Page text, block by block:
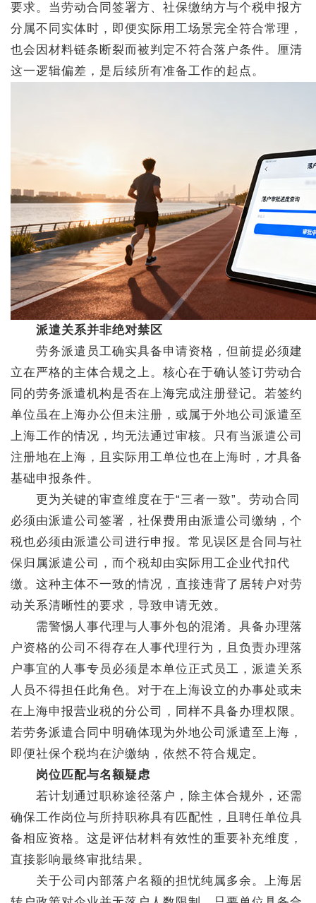
要求。当劳动合同签署方、社保缴纳方与个税申报方
分属不同实体时，即便实际用工场景完全符合常理，
也会因材料链条断裂而被判定不符合落户条件。厘清
这一逻辑偏差，是后续所有准备工作的起点。
派遣关系并非绝对禁区
劳务派遣员工确实具备申请资格，但前提必须建
立在严格的主体合规之上。核心在于确认签订劳动合
同的劳务派遣机构是否在上海完成注册登记。若签约
单位虽在上海办公但未注册，或属于外地公司派遣至
上海工作的情况，均无法通过审核。只有当派遣公司
注册地在上海，且实际用工单位也在上海时，才具备
基础申报条件。
更为关键的审查维度在于“三者一致”。劳动合同
必须由派遣公司签署，社保费用由派遣公司缴纳，个
税也必须由派遣公司进行申报。常见误区是合同与社
保归属派遣公司，而个税却由实际用工企业代扣代
缴。这种主体不一致的情况，直接违背了居转户对劳
动关系清晰性的要求，导致申请无效。
需警惕人事代理与人事外包的混淆。具备办理落
户资格的公司不得存在人事代理行为，且负责办理落
户事宜的人事专员必须是本单位正式员工，派遣关系
人员不得担任此角色。对于在上海设立的办事处或未
在上海申报营业税的分公司，同样不具备办理权限。
若劳务派遣合同中明确体现为外地公司派遣至上海，
即便社保个税均在沪缴纳，依然不符合规定。
岗位匹配与名额疑虑
若计划通过职称途径落户，除主体合规外，还需
确保工作岗位与所持职称具有匹配性，且聘任单位具
备相应资格。这是评估材料有效性的重要补充维度，
直接影响最终审批结果。
关于公司内部落户名额的担忧纯属多余。上海居